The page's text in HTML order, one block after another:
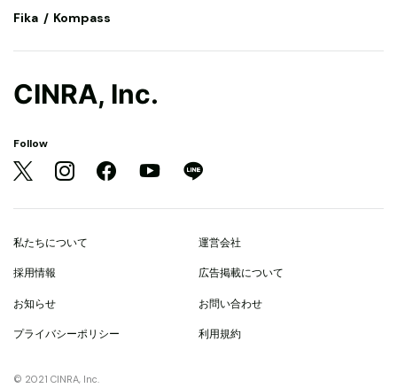
Fika Kompass
CINRA, Inc.
Follow
私たちについて 運営会社
採用情報 広告掲載について
お知らせ お問い合わせ
プライバシーポリシー 利用規約
© 2021 CINRA, Inc.